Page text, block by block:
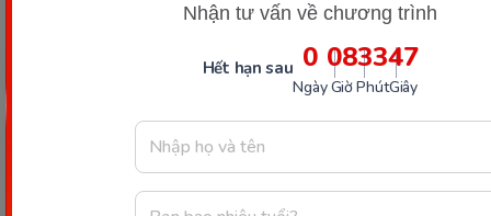
Nhận tư vấn về chương trình
Hết hạn sau 0
Ngày
08
Giờ
33
Phút
45
Giây
Đi khám thai định kỳ để theo dõi sức khoẻ của 2 mẹ con.
(Ảnh: Sưu tầm Internet)